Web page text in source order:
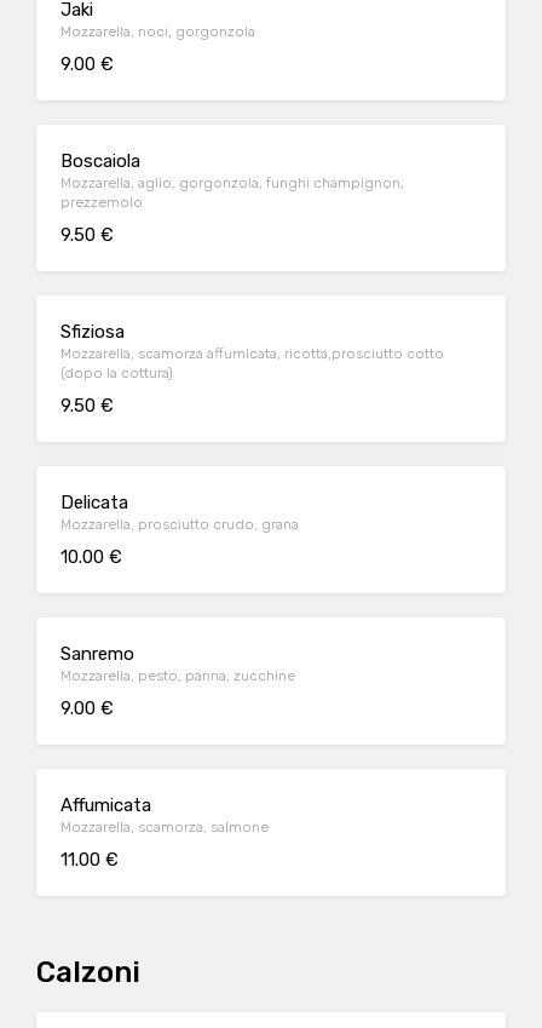
Jaki
Mozzarella, noci, gorgonzola
9.00 €
Boscaiola
Mozzarella, aglio, gorgonzola, funghi champignon,
prezzemolo
9.50 €
Sfiziosa
Mozzarella, scamorza affumicata, ricotta,prosciutto cotto
(dopo la cottura)
9.50 €
Delicata
Mozzarella, prosciutto crudo, grana
10.00 €
Sanremo
Mozzarella, pesto, panna, zucchine
9.00 €
Affumicata
Mozzarella, scamorza, salmone
11.00 €
Calzoni